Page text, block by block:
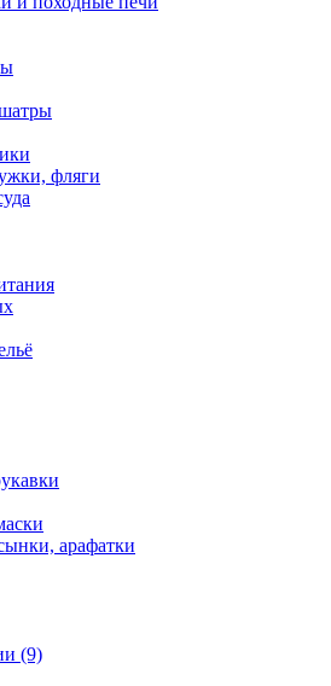
фляги
арафатки
(9)